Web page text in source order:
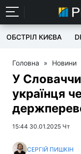
ОБСТРІЛ КИЄВА
Головна » Новини
У
українця
15:44 30.01.2025 Чт
СЕРГІЙ ПИШКІН